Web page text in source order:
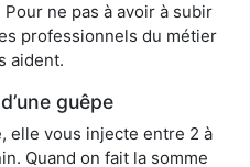
ne pas à avoir à subir
professionnels du métier
aident.
guêpe
elle vous injecte entre 2 à
Quand on fait la somme